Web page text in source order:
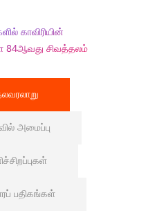
காவிரியின்
சிவத்தலம்
அமைப்பு
பதிகங்கள்